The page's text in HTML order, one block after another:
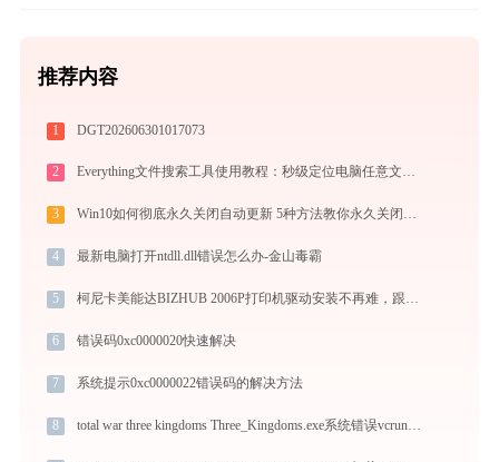
推荐内容
1 DGT202606301017073
2 Everything文件搜索工具使用教程：秒级定位电脑任意文件的高效搜索神器
3 Win10如何彻底永久关闭自动更新 5种方法教你永久关闭win10自动更新
4 最新电脑打开ntdll.dll错误怎么办-金山毒霸
5 柯尼卡美能达BIZHUB 2006P打印机驱动安装不再难，跟着这些步骤一学就会
6 错误码0xc0000020快速解决
7 系统提示0xc0000022错误码的解决方法
8 total war three kingdoms Three_Kingdoms.exe系统错误vcruntime140.dll丢失如何解决